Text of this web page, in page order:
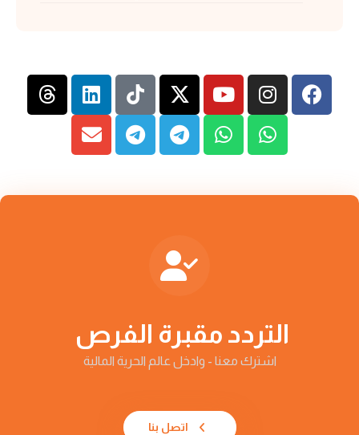
التردد مقبرة الفرص
اشترك معنا - وادخل عالم الحرية المالية
اتصل بنا